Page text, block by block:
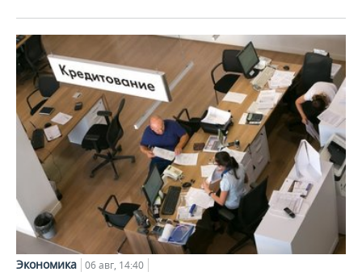
Экономика 06 авг, 14:40